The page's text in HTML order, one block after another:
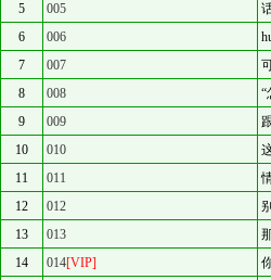
5
005
6
006
7
007
8
008
“
9
009
10
010
11
011
12
012
13
013
14
014[VIP]